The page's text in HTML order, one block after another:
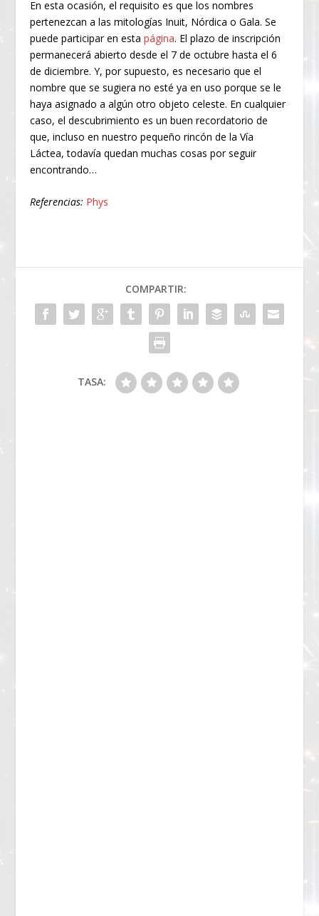
En esta ocasión, el requisito es que los nombres
pertenezcan a las mitologías Inuit, Nórdica o Gala. Se
puede participar en estapágina. El plazo de inscripción
permanecerá abierto desde el 7 de octubre hasta el 6
de diciembre. Y, por supuesto, es necesario que el
nombre que se sugiera no esté ya en uso porque se le
haya asignado a algún otro objeto celeste. En cualquier
caso, el descubrimiento es un buen recordatorio de
que, incluso en nuestro pequeño rincón de la Vía
Láctea, todavía quedan muchas cosas por seguir
encontrando…
Referencias: Phys
COMPARTIR:
TASA: